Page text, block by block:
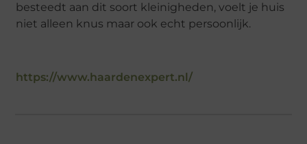
besteedt aan dit soort kleinigheden, voelt je huis
niet alleen knus maar ook echt persoonlijk.
https://www.haardenexpert.nl/